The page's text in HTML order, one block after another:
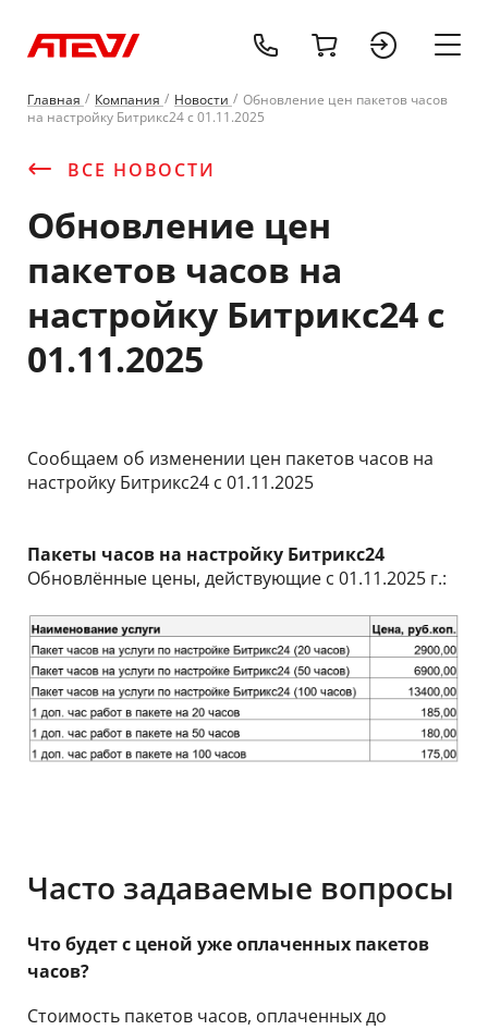
cart sign
Главная Компания Новости
Обновление цен пакетов часов
на настройку Битрикс24 c 01.11.2025
ВСЕ НОВОСТИ
Обновление цен
пакетов часов на
настройку Битрикс24 c
01.11.2025
Сообщаем об изменении цен пакетов часов на
настройку Битрикс24 с 01.11.2025
Пакеты часов на настройку Битрикс24
Обновлённые цены, действующие с 01.11.2025 г.:
Часто задаваемые вопросы
Что будет с ценой уже оплаченных пакетов
часов?
Стоимость пакетов часов, оплаченных до